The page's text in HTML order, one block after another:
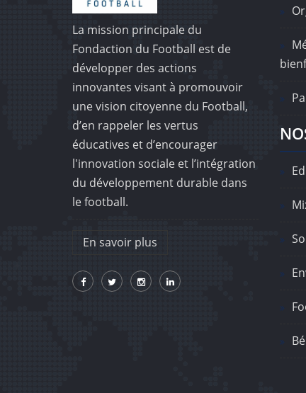
La mission principale du
Fondaction du Football est de
développer des actions
innovantes visant à promouvoir
une vision citoyenne du Football,
d’en rappeler les vertus
éducatives et d’encourager
l'innovation sociale et l’intégration
du développement durable dans
le football.
En savoir plus